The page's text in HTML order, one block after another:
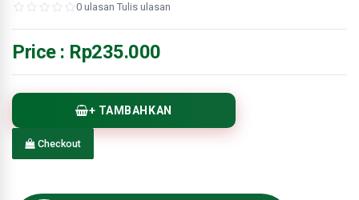
0 ulasan Tulis ulasan
Price : Rp235.000
+ TAMBAHKAN
Checkout